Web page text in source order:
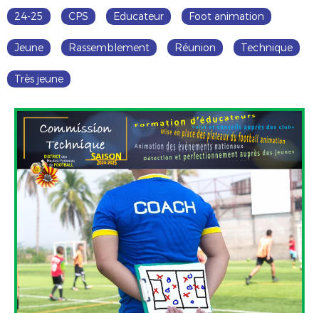
24-25 CPS Educateur Foot animation
Jeune Rassemblement Réunion Technique
Très jeune